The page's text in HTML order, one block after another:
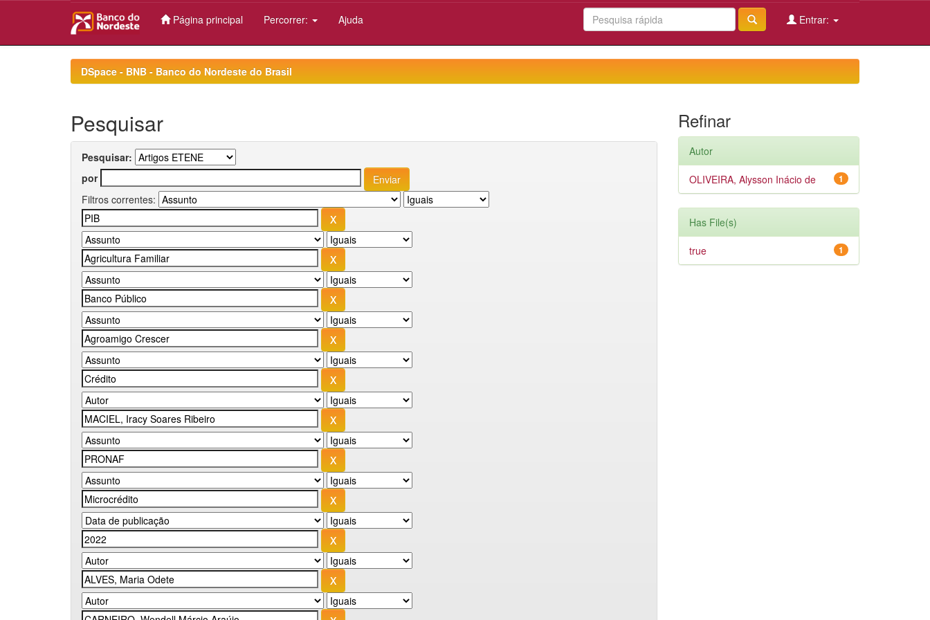
Página principal Percorrer: Ajuda Entrar:
DSpace - BNB - Banco do Nordeste do Brasil
Pesquisar
Pesquisar:
por
Filtros correntes:
Refinar
Autor
1
OLIVEIRA, Alysson Inácio de
Has File(s)
1
true